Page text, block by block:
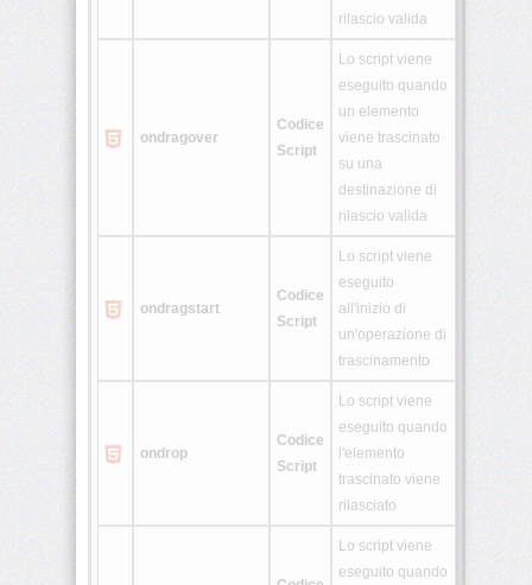
rilascio valida
ondragover
Codice
Script
Lo script viene
eseguito quando
un elemento
viene trascinato
su una
destinazione di
rilascio valida
ondragstart
Codice
Script
Lo script viene
eseguito
all'inizio di
un'operazione di
trascinamento
ondrop
Codice
Script
Lo script viene
eseguito quando
l'elemento
trascinato viene
rilasciato
Lo script viene
eseguito quando